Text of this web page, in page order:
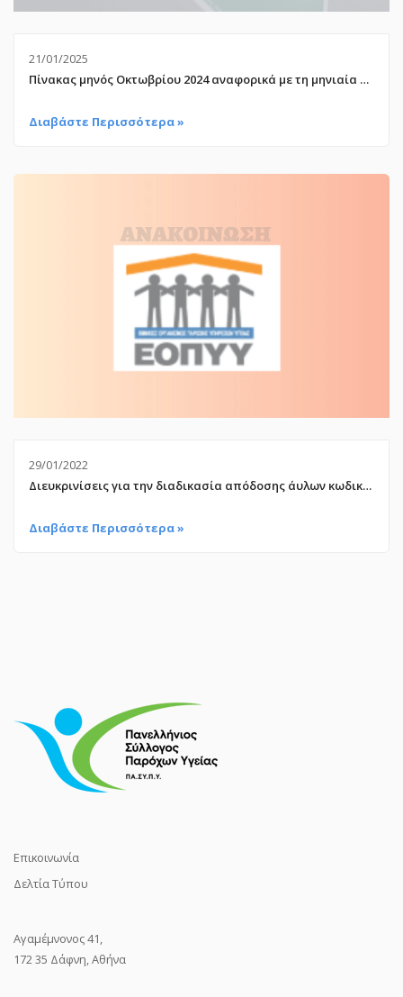
21/01/2025
Πίνακας μηνός Οκτωβρίου 2024 αναφορικά με τη μηνιαία προείσπραξη
Διαβάστε Περισσότερα »
29/01/2022
Διευκρινίσεις για την διαδικασία απόδοσης άυλων κωδικών (barcodes)
Διαβάστε Περισσότερα »
Επικοινωνία
Δελτία Τύπου
Αγαμέμνονος 41,
172 35 Δάφνη, Αθήνα